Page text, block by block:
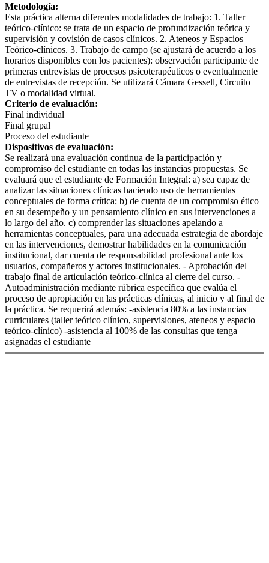
Metodología:
Esta práctica alterna diferentes modalidades de trabajo: 1. Taller
teórico-clínico: se trata de un espacio de profundización teórica y
supervisión y covisión de casos clínicos. 2. Ateneos y Espacios
Teórico-clínicos. 3. Trabajo de campo (se ajustará de acuerdo a los
horarios disponibles con los pacientes): observación participante de
primeras entrevistas de procesos psicoterapéuticos o eventualmente
de entrevistas de recepción. Se utilizará Cámara Gessell, Circuito
TV o modalidad virtual.
Criterio de evaluación:
Final individual
Final grupal
Proceso del estudiante
Dispositivos de evaluación:
Se realizará una evaluación continua de la participación y
compromiso del estudiante en todas las instancias propuestas. Se
evaluará que el estudiante de Formación Integral: a) sea capaz de
analizar las situaciones clínicas haciendo uso de herramientas
conceptuales de forma crítica; b) de cuenta de un compromiso ético
en su desempeño y un pensamiento clínico en sus intervenciones a
lo largo del año. c) comprender las situaciones apelando a
herramientas conceptuales, para una adecuada estrategia de abordaje
en las intervenciones, demostrar habilidades en la comunicación
institucional, dar cuenta de responsabilidad profesional ante los
usuarios, compañeros y actores institucionales. - Aprobación del
trabajo final de articulación teórico-clínica al cierre del curso. -
Autoadministración mediante rúbrica específica que evalúa el
proceso de apropiación en las prácticas clínicas, al inicio y al final de
la práctica. Se requerirá además: -asistencia 80% a las instancias
curriculares (taller teórico clínico, supervisiones, ateneos y espacio
teórico-clínico) -asistencia al 100% de las consultas que tenga
asignadas el estudiante